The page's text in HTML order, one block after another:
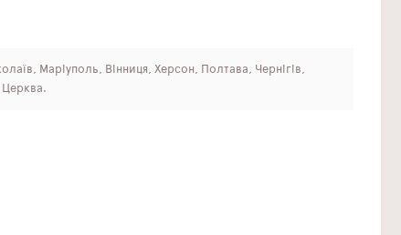
Маріуполь, Вінниця, Херсон, Полтава, Чернігів,
Церква.